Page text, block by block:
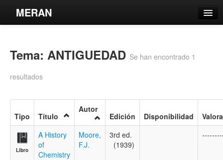
MERAN
Búsqueda Avanzada
Contacto
Iniciar sesión
Tema: ANTIGUEDAD Se han encontrado 1
resultados
Tipo Título
Autor
Edición Disponibilidad
Libro
A History
of
Chemistry
Moore,
F.J.
3rd ed.
(1939)